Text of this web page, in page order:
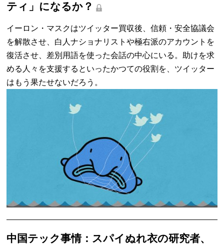
ティ」になるか？
イーロン・マスクはツイッター買収後、信頼・安全協議会
を解散させ、白人ナショナリストや極右派のアカウントを
復活させ、差別用語を使った会話の中心にいる。助けを求
める人々を支援するといったかつての役割を、ツイッター
はもう果たせないだろう。
中国テック事情：スパイぬれ衣の研究者、